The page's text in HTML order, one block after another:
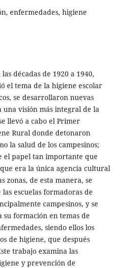
enfermedades, higiene
décadas de 1920 a 1940,
el tema de la higiene escolar
se desarrollaron nuevas
visión más integral de la
llevó a cabo el Primer
Rural donde detonaron
la salud de los campesinos;
el papel tan importante que
era la única agencia cultural
zonas, de esta manera, se
escuelas formadoras de
campesinos, y se
formación en temas de
siendo ellos los
de higiene, que después
trabajo examina las
y prevención de